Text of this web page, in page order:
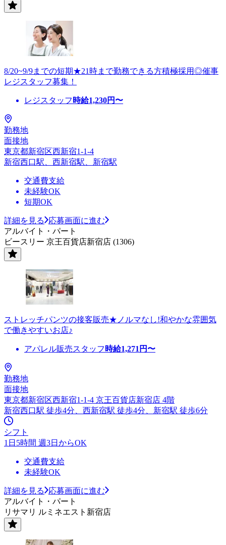
8/20~9/9までの短期★21時まで勤務できる方積極採用◎催事
レジスタッフ募集！
レジスタッフ 時給1,230円〜
勤務地
面接地
東京都新宿区西新宿1-1-4
新宿西口駅、西新宿駅、新宿駅
交通費支給
未経験OK
短期OK
詳細を見る
応募画面に進む
アルバイト・パート
ビースリー 京王百貨店新宿店 (1306)
ストレッチパンツの接客販売★ノルマなし!和やかな雰囲気
で働きやすいお店♪
アパレル販売スタッフ 時給1,271 円〜
勤務地
面接地
東京都新宿区西新宿1-1-4 京王百貨店新宿店 4階
新宿西口駅 徒歩4分、西新宿駅 徒歩4分、新宿駅 徒歩6分
シフト
1日5時間 週3日からOK
交通費支給
未経験OK
詳細を見る
応募画面に進む
アルバイト・パート
リサマリ ルミネエスト新宿店